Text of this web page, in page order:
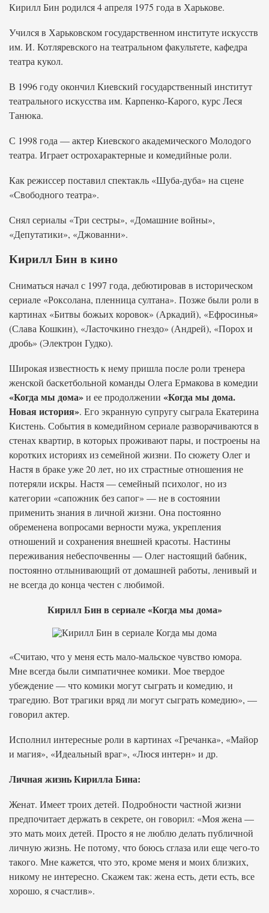
Кирилл Бин родился 4 апреля 1975 года в Харькове.
Учился в Харьковском государственном институте искусств
им. И. Котляревского на театральном факультете, кафедра
театра кукол.
В 1996 году окончил Киевский государственный институт
театрального искусства им. Карпенко-Карого, курс Леся
Танюка.
С 1998 года — актер Киевского академического Молодого
театра. Играет острохарактерные и комедийные роли.
Как режиссер поставил спектакль «Шуба-дуба» на сцене
«Свободного театра».
Снял сериалы «Три сестры», «Домашние войны»,
«Депутатики», «Джованни».
Кирилл Бин в кино
Сниматься начал с 1997 года, дебютировав в историческом
сериале «Роксолана, пленница султана». Позже были роли в
картинах «Битвы божьих коровок» (Аркадий), «Ефросинья»
(Слава Кошкин), «Ласточкино гнездо» (Андрей), «Порох и
дробь» (Электрон Гудко).
Широкая известность к нему пришла после роли тренера
женской баскетбольной команды Олега Ермакова в комедии
«Когда мы дома»и ее продолжении «Когда мы дома.
Новая история». Его экранную супругу сыграла Екатерина
Кистень. События в комедийном сериале разворачиваются в
стенах квартир, в которых проживают пары, и построены на
коротких историях из семейной жизни. По сюжету Олег и
Настя в браке уже 20 лет, но их страстные отношения не
потеряли искры. Настя — семейный психолог, но из
категории «сапожник без сапог» — не в состоянии
применить знания в личной жизни. Она постоянно
обременена вопросами верности мужа, укрепления
отношений и сохранения внешней красоты. Настины
переживания небеспочвенны — Олег настоящий бабник,
постоянно отлынивающий от домашней работы, ленивый и
не всегда до конца честен с любимой.
Кирилл Бин в сериале «Когда мы дома»
«Считаю, что у меня есть мало-мальское чувство юмора.
Мне всегда были симпатичнее комики. Мое твердое
убеждение — что комики могут сыграть и комедию, и
трагедию. Вот трагики вряд ли могут сыграть комедию», —
говорил актер.
Исполнил интересные роли в картинах «Гречанка», «Майор
и магия», «Идеальный враг», «Люся интерн» и др.
Личная жизнь Кирилла Бина:
Женат. Имеет троих детей. Подробности частной жизни
предпочитает держать в секрете, он говорил: «Моя жена —
это мать моих детей. Просто я не люблю делать публичной
личную жизнь. Не потому, что боюсь сглаза или еще чего-то
такого. Мне кажется, что это, кроме меня и моих близких,
никому не интересно. Скажем так: жена есть, дети есть, все
хорошо, я счастлив».